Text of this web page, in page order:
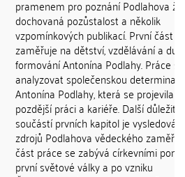
pramenem pro poznání Podlahova
dochovaná pozůstalost a několik
vzpomínkových publikací. První část
zaměřuje na dětství, vzdělávání a
formování Antonína Podlahy. Práce
analyzovat společenskou
Antonína Podlahy, která se projevila
pozdější práci a kariéře. Další
součástí prvních kapitol je vysledování
zdrojů Podlahova vědeckého
část práce se zabývá církevními
první světové války a po vzniku